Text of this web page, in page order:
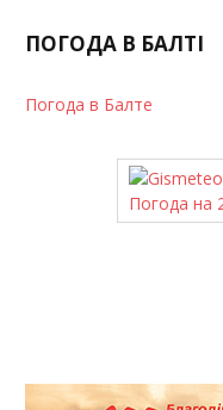
ПОГОДА В БАЛТІ
Погода в Балте
Погода на